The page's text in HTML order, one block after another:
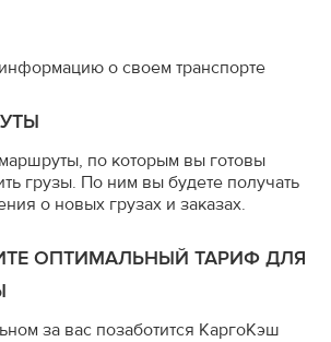
о своем транспорте
по которым вы готовы
грузы. По ним вы будете получать
о новых грузах и заказах.
ОПТИМАЛЬНЫЙ ТАРИФ ДЛЯ
за вас позаботится КаргоКэш